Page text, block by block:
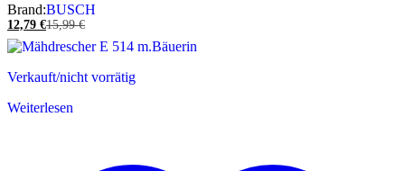
Brand:BUSCH
12,79 €15,99€
Verkauft/nicht vorrätig
Weiterlesen